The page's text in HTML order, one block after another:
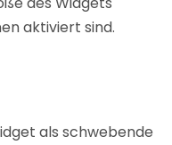
aktiviert sind.
als schwebende